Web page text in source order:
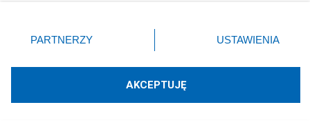
Technologię dostarcza:W3media.pl
zmienić/wycofać klikając przycisk ustawień prywatności
znajdujący się w lewym dolnym rogu strony
rodzaje przetwarzania danych nie wymagają zgody
użytkownika, ale masz prawo sprzeciwić się takiemu
PARTNERZY USTAWIENIA
AKCEPTUJĘ